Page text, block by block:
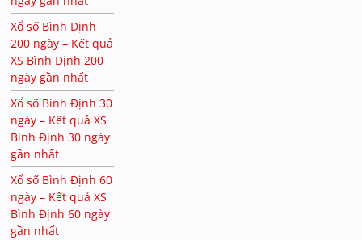
Xổ số Bình Định
200 ngày – Kết quả
XS Bình Định 200
ngày gần nhất
Xổ số Bình Định 30
ngày – Kết quả XS
Bình Định 30 ngày
gần nhất
Xổ số Bình Định 60
ngày – Kết quả XS
Bình Định 60 ngày
gần nhất